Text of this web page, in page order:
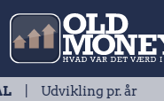
pr. år